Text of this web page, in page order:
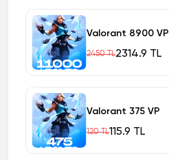
Valorant 8900 VP
2450 TL2314.9 TL
Valorant 375 VP
120 TL115.9 TL